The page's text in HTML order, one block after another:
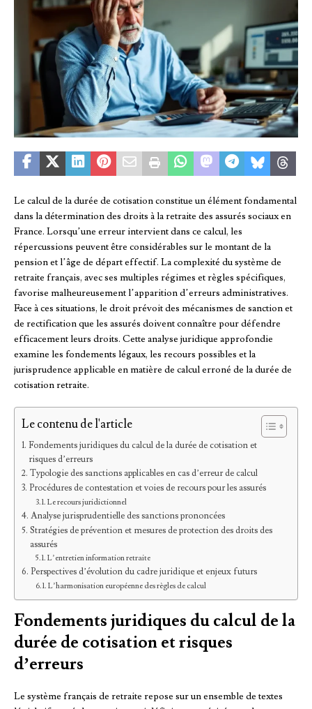
Le calcul de la durée de cotisation constitue un élément fondamental
dans la détermination des droits à la retraite des assurés sociaux en
France. Lorsqu’une erreur intervient dans ce calcul, les
répercussions peuvent être considérables sur le montant de la
pension et l’âge de départ effectif. La complexité du système de
retraite français, avec ses multiples régimes et règles spécifiques,
favorise malheureusement l’apparition d’erreurs administratives.
Face à ces situations, le droit prévoit des mécanismes de sanction et
de rectification que les assurés doivent connaître pour défendre
efficacement leurs droits. Cette analyse juridique approfondie
examine les fondements légaux, les recours possibles et la
jurisprudence applicable en matière de calcul erroné de la durée de
cotisation retraite.
Le contenu de l'article
Fondements juridiques du calcul de la durée de cotisation et
risques d’erreurs
Typologie des sanctions applicables en cas d’erreur de calcul
Procédures de contestation et voies de recours pour les assurés
Le recours juridictionnel
Analyse jurisprudentielle des sanctions prononcées
Stratégies de prévention et mesures de protection des droits des
assurés
L’entretien information retraite
Perspectives d’évolution du cadre juridique et enjeux futurs
L’harmonisation européenne des règles de calcul
Fondements juridiques du calcul de la
durée de cotisation et risques
d’erreurs
Le système français de retraite repose sur un ensemble de textes